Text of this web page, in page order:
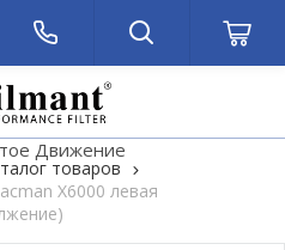
Движение
товаров
X6000 левая